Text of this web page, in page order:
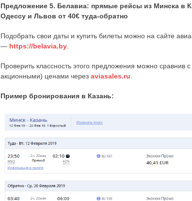
Предложение 5. Белавиа: прямые рейсы из Минска в
Одессу и Львов от 40€ туда-обратно
Подобрать свои даты и купить билеты можно на сайте
— https://belavia.by.
Проверить классность этого предложения можно сравнив
акционными) ценами через aviasales.ru.
Пример бронирования в Казань: